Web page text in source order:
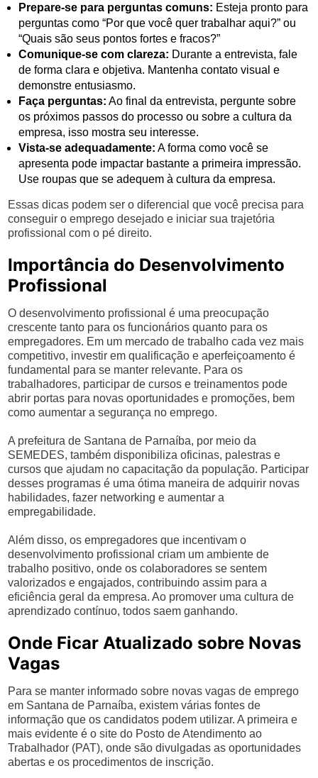
Prepare-se para perguntas comuns: Esteja pronto para
perguntas como “Por que você quer trabalhar aqui?” ou
“Quais são seus pontos fortes e fracos?”
Comunique-se com clareza: Durante a entrevista, fale
de forma clara e objetiva. Mantenha contato visual e
demonstre entusiasmo.
Faça perguntas: Ao final da entrevista, pergunte sobre
os próximos passos do processo ou sobre a cultura da
empresa, isso mostra seu interesse.
Vista-se adequadamente: A forma como você se
apresenta pode impactar bastante a primeira impressão.
Use roupas que se adequem à cultura da empresa.
Essas dicas podem ser o diferencial que você precisa para
conseguir o emprego desejado e iniciar sua trajetória
profissional com o pé direito.
Importância do Desenvolvimento
Profissional
O desenvolvimento profissional é uma preocupação
crescente tanto para os funcionários quanto para os
empregadores. Em um mercado de trabalho cada vez mais
competitivo, investir em qualificação e aperfeiçoamento é
fundamental para se manter relevante. Para os
trabalhadores, participar de cursos e treinamentos pode
abrir portas para novas oportunidades e promoções, bem
como aumentar a segurança no emprego.
A prefeitura de Santana de Parnaíba, por meio da
SEMEDES, também disponibiliza oficinas, palestras e
cursos que ajudam no capacitação da população. Participar
desses programas é uma ótima maneira de adquirir novas
habilidades, fazer networking e aumentar a
empregabilidade.
Além disso, os empregadores que incentivam o
desenvolvimento profissional criam um ambiente de
trabalho positivo, onde os colaboradores se sentem
valorizados e engajados, contribuindo assim para a
eficiência geral da empresa. Ao promover uma cultura de
aprendizado contínuo, todos saem ganhando.
Onde Ficar Atualizado sobre Novas
Vagas
Para se manter informado sobre novas vagas de emprego
em Santana de Parnaíba, existem várias fontes de
informação que os candidatos podem utilizar. A primeira e
mais evidente é o site do Posto de Atendimento ao
Trabalhador (PAT), onde são divulgadas as oportunidades
abertas e os procedimentos de inscrição.